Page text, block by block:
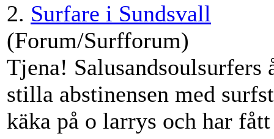
2. Surfare i Sundsvall
(Forum/Surfforum)
Tjena!
stilla abstinensen med
käka på o larrys och har